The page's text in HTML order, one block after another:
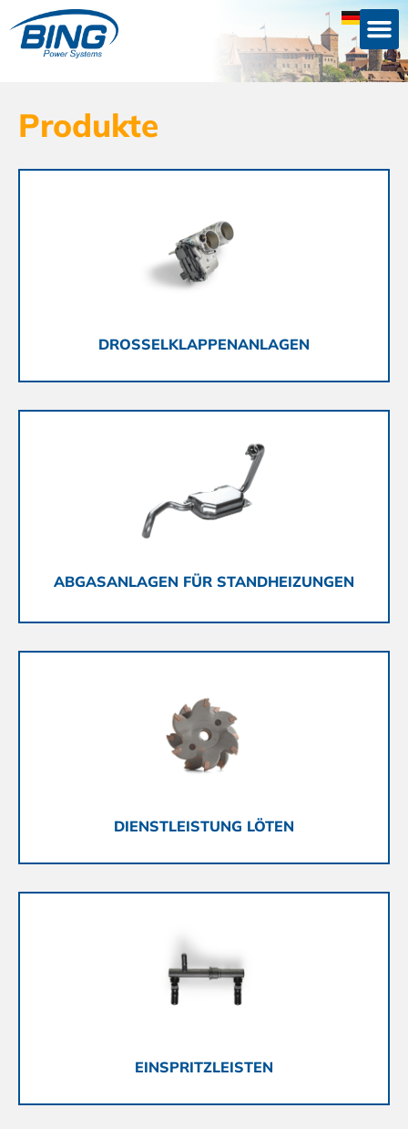
Produkte
DROSSELKLAPPENANLAGEN
ABGASANLAGEN FÜR STANDHEIZUNGEN
DIENSTLEISTUNG LÖTEN
EINSPRITZLEISTEN